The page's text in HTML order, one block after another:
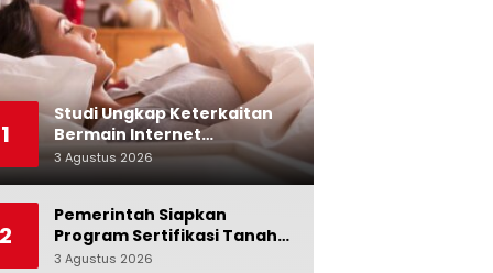
1
Studi Ungkap Keterkaitan
Bermain Internet
Berlebihan dengan Stres
dan Suasana Hati
3 Agustus 2026
2
Pemerintah Siapkan
Program Sertifikasi Tanah
Gratis bagi Masyarakat
3 Agustus 2026